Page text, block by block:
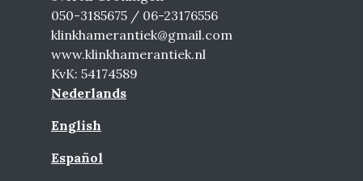
050-3185675 / 06-23176556
klinkhamerantiek@gmail.com
www.klinkhamerantiek.nl
KvK: 54174589
Nederlands
English
Español